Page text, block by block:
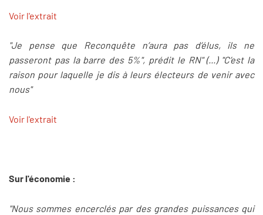
Voir l'extrait
"Je pense que Reconquête n’aura pas d’élus, ils ne
passeront pas la barre des 5%", prédit le RN" (...) "C’est la
raison pour laquelle je dis à leurs électeurs de venir avec
nous"
Voir l'extrait
Sur l'économie :
"Nous sommes encerclés par des grandes puissances qui